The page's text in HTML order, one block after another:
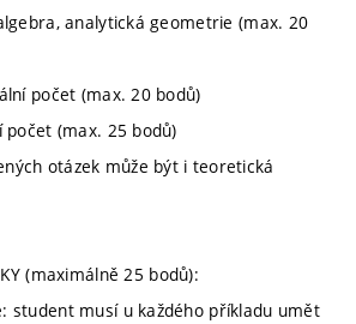
analytická geometrie (max. 20
počet (max. 20 bodů)
(max. 25 bodů)
otázek může být i teoretická
(maximálně 25 bodů):
student musí u každého příkladu umět